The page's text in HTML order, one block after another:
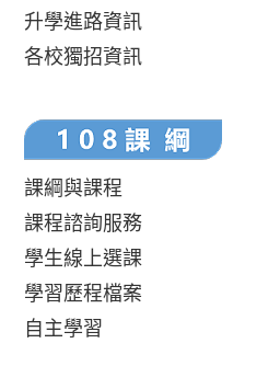
升學進路資訊
各校獨招資訊
課綱與課程
課程諮詢服務
學生線上選課
學習歷程檔案
自主學習